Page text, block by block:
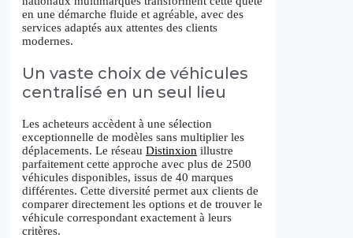
en une démarche fluide et agréable, avec des
services adaptés aux attentes des clients
modernes.
Un vaste choix de véhicules
centralisé en un seul lieu
Les acheteurs accèdent à une sélection
exceptionnelle de modèles sans multiplier les
déplacements. Le réseau Distinxion illustre
parfaitement cette approche avec plus de 2500
véhicules disponibles, issus de 40 marques
différentes. Cette diversité permet aux clients de
comparer directement les options et de trouver le
véhicule correspondant exactement à leurs
critères.